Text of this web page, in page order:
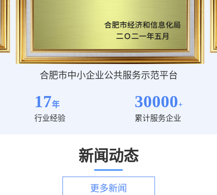
合肥市中小企业公共服务示范平台
17年
行业经验
30000+
累计服务企业
新闻动态
更多新闻